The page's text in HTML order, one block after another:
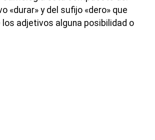
«durar» y del sufijo «dero» que
los adjetivos alguna posibilidad o